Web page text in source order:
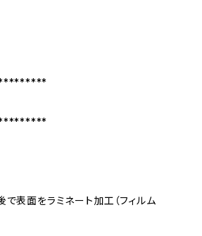
表面をラミネート加工（フィルム